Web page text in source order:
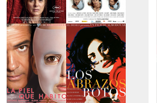
>Julieta
>Los amantes
pasajeros